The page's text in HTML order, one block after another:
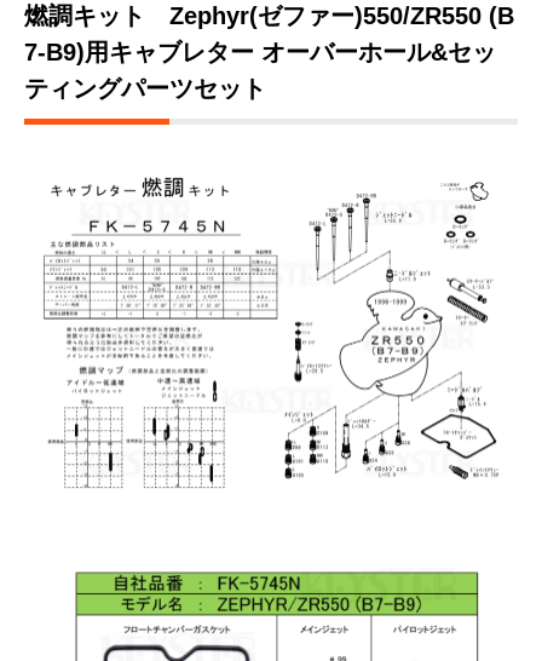
燃調キット Zephyr(ゼファー)550/ZR550 (B
7-B9)用キャブレター オーバーホール&セッ
ティングパーツセット